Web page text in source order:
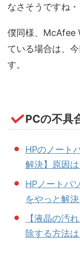
なさそうですね・
僕同様、McAfee
ている場合は、
す。
PCの不具
HPのノート
解決】原因
HPノートパ
をやっと解決
【液晶の汚
除する方法